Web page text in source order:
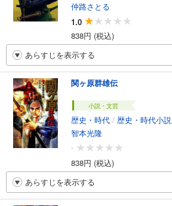
仲路さとる
1.0
838円 (税込)
あらすじを表示する
関ヶ原群雄伝
小説・文芸
歴史・時代 / 歴史・時代小説
智本光隆
-
838円 (税込)
あらすじを表示する